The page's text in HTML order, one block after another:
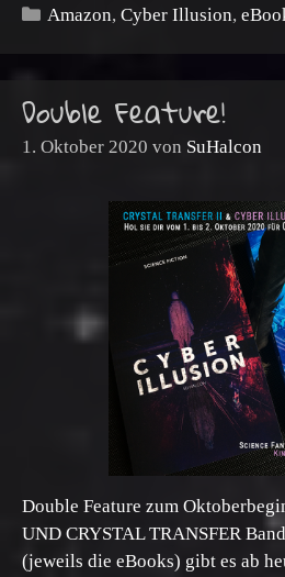
Kategorien
Amazon,Cyber Illusion,
Double Feature!
1. Oktober 2020 von SuHalcon
Double Feature zum
UND CRYSTAL TRANSFER
(jeweils die eBooks) gibt es ab